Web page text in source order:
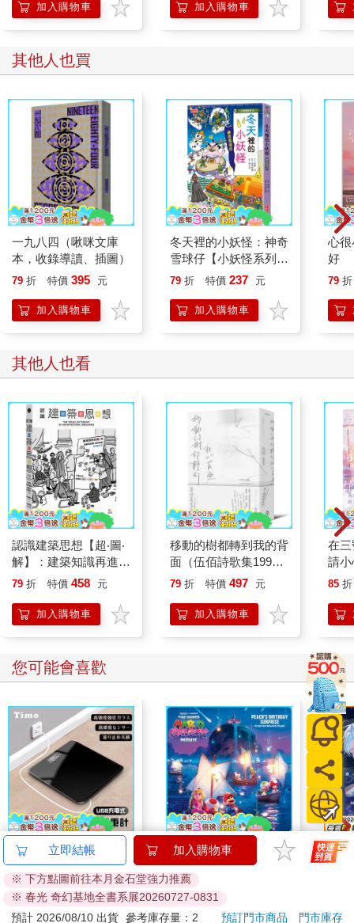
加入購物車 加入購物車
其他人也買
一九八四（啾咪文庫
本，收錄導讀、插圖）
79 折 特價 395 元
加入購物車
冬天裡的小妖怪：神奇
雪球仔【小妖怪系列
37】
79 折 特價 237 元
加入購物車
心
好
79 折
其他人也看
認識建築思想【超‧圖‧
解】：建築知識再進
化，8年濃縮精煉，更
離，圖解關鍵思潮&名
家
79 折 特價 458 元
加入購物車
移動的樹都轉到我的背
面（伍佰詩歌集1990–
2026）
79 折 特價 497 元
加入購物車
在
請
讓
85 折
您可能會喜歡
【Timo】黑色鏡面充
電式數位體重計
690 特價 490 元
加入購物車
The Super Mario
Galaxy Movie:
Peach`s Birthday
Surprise: The Super
Mario Galaxy Movie
9 折
加入購物車
《
嘉
立即結帳 加入購物車
※ 下方點圖前往本月金石堂強力推薦
※ 春光 奇幻基地全書系展20260727-0831
預計 2026/08/10 出貨 參考庫存量：2 預訂門市商品
門市庫存